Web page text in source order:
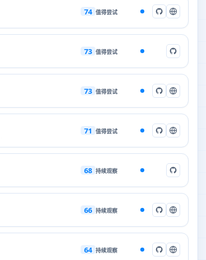
74 值得尝试
73 值得尝试
73 值得尝试
71 值得尝试
68 持续观察
66 持续观察
64 持续观察